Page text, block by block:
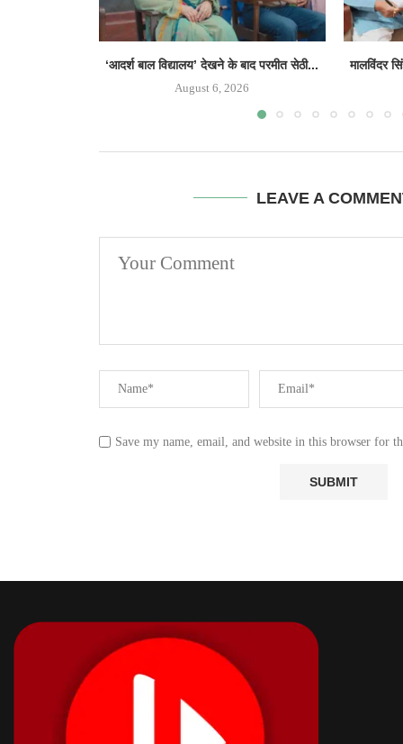
‘आदर्श बाल विद्यालय’ देखने के बाद परमीत सेठी...
August 6, 2026
मालविंदर
LEAVE A
Save my name, email, and website in this browser for